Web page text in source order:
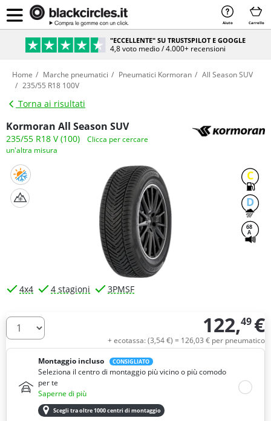
Aiuto Carrello
"ECCELLENTE" SU TRUSTSPILOT E GOOGLE
4,8 voto medio / 4.000+ recensioni
Home Marche pneumatici Pneumatici Kormoran
All Season SUV
235/55 R18 100V
Torna ai risultati
Kormoran All Season SUV
235/55 R18 V (100)
Clicca per cercare
un'altra misura
C
D
68
A
4x4 4 stagioni 3PMSF
Quantità 122,49 €
+ ecotassa: (3,54€) = 126,03 € per pneumatico
Montaggio incluso
CONSIGLIATO
Seleziona il centro di montaggio più vicino o più comodo
per te
Saperne di più
Scegli tra oltre 1000 centri di montaggio